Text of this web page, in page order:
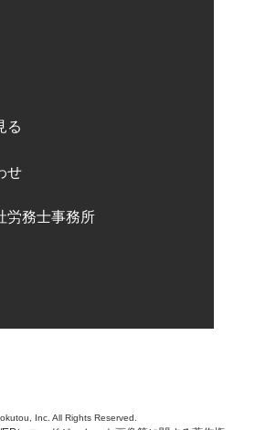
る
せ
労務士事務所
Inc. All Rights Reserved.